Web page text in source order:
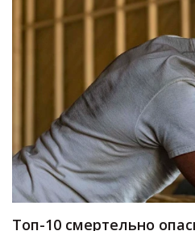
Топ-10 смертельно